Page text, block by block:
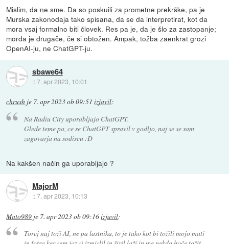
Mislim, da ne sme. Da so poskuili za prometne prekrške, pa je
Murska zakonodaja tako spisana, da se da interpretirat, kot da
mora vsaj formalno biti človek. Res pa je, da je šlo za zastopanje;
morda je drugače, če si obtožen. Ampak, tožba zaenkrat grozi
OpenAI-ju, ne ChatGPT-ju.
sbawe64
::7. apr 2023, 10:01
chrush je 7. apr 2023 ob 09:51 izjavil:
Na Radiu City uporabljajo ChatGPT.
Glede teme pa, ce se ChatGPT spravil v godljo, naj se se sam
zagovarja na sodiscu :D
Na kakšen način ga uporabljajo ?
MajorM
::7. apr 2023, 10:13
Mato989 je 7. apr 2023 ob 09:16izjavil:
Torej naj toži AI, ne pa lastnika, to je tako kot bi tožili mojo mati